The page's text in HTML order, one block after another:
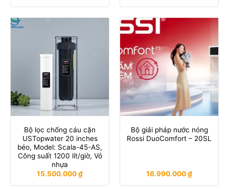
Bộ lọc chống cáu cặn
USTopwater 20 inches
béo, Model: Scala-45-AS,
Công suất 1200 lít/giờ, Vỏ
nhựa
15.500.000₫
Bộ giải pháp nước nóng
Rossi DuoComfort – 20SL
16.990.000₫